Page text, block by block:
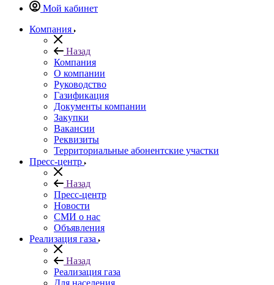
Мой кабинет
Компания
Назад
Компания
О компании
Руководство
Газификация
Документы компании
Закупки
Вакансии
Реквизиты
Территориальные абонентские участки
Пресс-центр
Назад
Пресс-центр
Новости
СМИ о нас
Объявления
Реализация газа
Назад
Реализация газа
Для населения